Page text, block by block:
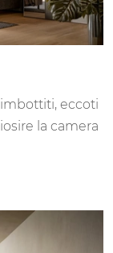
eccoti
la camera